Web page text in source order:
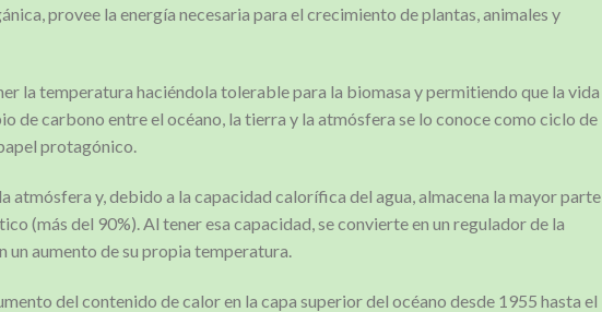
provee la energía necesaria para el crecimiento de plantas, animales y
la temperatura haciéndola tolerable para la biomasa y permitiendo que la vida
de carbono entre el océano, la tierra y la atmósfera se lo conoce como ciclo de
protagónico.
atmósfera y, debido a la capacidad calorífica del agua, almacena la mayor parte
(más del 90%). Al tener esa capacidad, se convierte en un regulador de la
un aumento de su propia temperatura.
del contenido de calor en la capa superior del océano desde 1955 hasta el